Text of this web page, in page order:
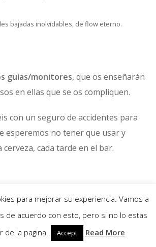
bajadas inolvidables, de flow eterno.
guías/monitores, que os enseñarán
en ellas que se os compliquen.
con un seguro de accidentes para
esperemos no tener que usar y
cada tarde en el bar.
asesoramiento en ruta, para disfrutar más,
para mejorar su experiencia. Vamos a
de acuerdo con esto, pero si no lo estas
de la pagina.
Accept Read More